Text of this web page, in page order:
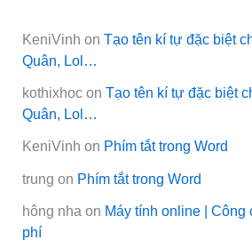
KeniVinh onTạo tên kí tự đặc biệt
Quân, Lol…
kothixhoc onTạo tên kí tự đặc biệt
Quân, Lol…
KeniVinh on Phím tắt trong Word
trung on Phím tắt trong Word
hông nha on Máy tính online | Công
phí